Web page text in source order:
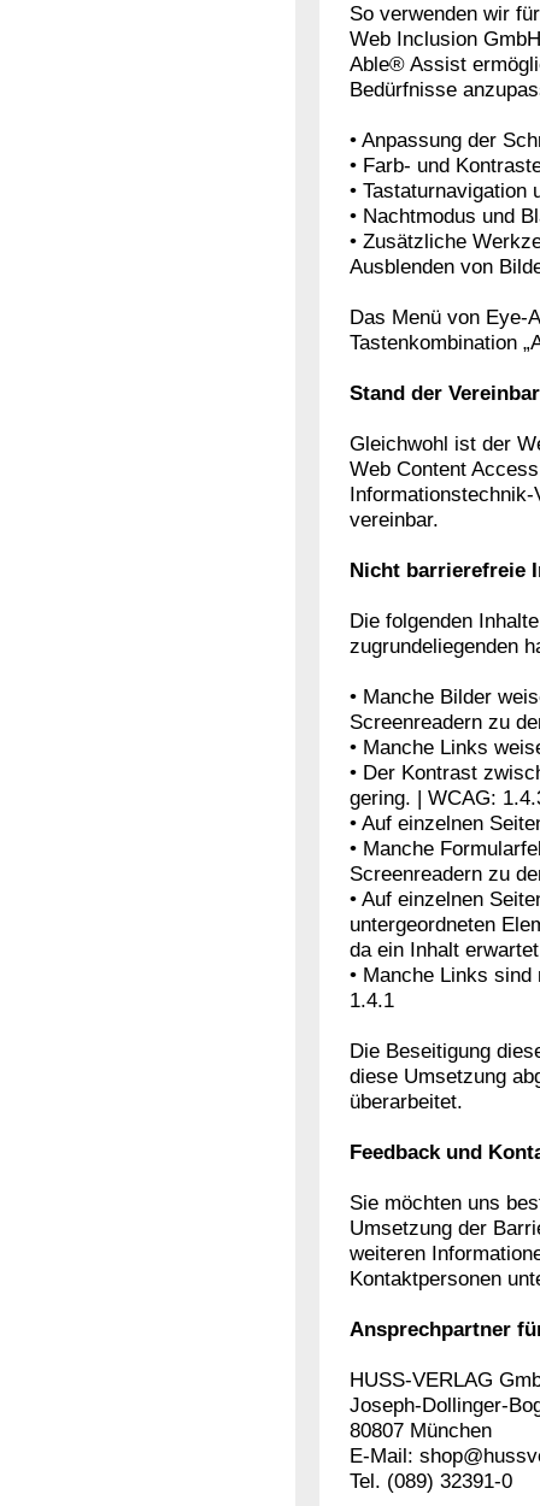
So verwenden wir
Web Inclusion
Able® Assist
Bedürfnisse
• Anpassung der
• Farb- und
• Tastaturnavigation
• Nachtmodus und
• Zusätzliche
Ausblenden von
Das Menü von Eye-
Tastenkombination
Stand der
Gleichwohl ist der
Web Content
vereinbar.
Nicht barrierefreie
Die folgenden
zugrundeliegenden
• Manche Bilder
Screenreadern zu
• Manche Links
• Der Kontrast
gering. | WCAG:
• Auf einzelnen
• Manche
Screenreadern zu
• Auf einzelnen
untergeordneten
da ein Inhalt
• Manche Links
1.4.1
Die Beseitigung
diese Umsetzung
überarbeitet.
Feedback und
Sie möchten uns
Umsetzung der
weiteren
Kontaktpersonen
Ansprechpartner
HUSS-VERLAG
Joseph-Dollinger-
80807 München
E-Mail:
Tel. (089) 32391-0